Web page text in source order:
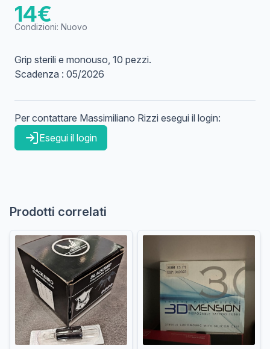
14€
Condizioni: Nuovo
Grip sterili e monouso, 10 pezzi.
Scadenza : 05/2026
Per contattare Massimiliano Rizzi esegui il login:
Esegui il login
Prodotti correlati